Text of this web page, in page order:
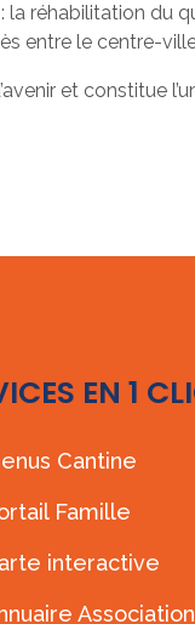
: la réhabilitation
entre le centre-
et constitue
EN 1
Cantine
Famille
interactive